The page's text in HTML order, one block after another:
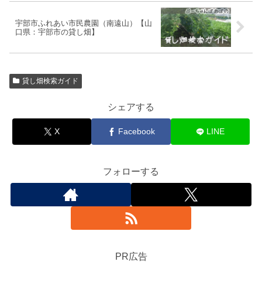
宇部市ふれあい市民農園（南遠山）【山
口県：宇部市の貸し畑】
貸し畑検索ガイド
シェアする
X Facebook LINE
フォローする
PR広告